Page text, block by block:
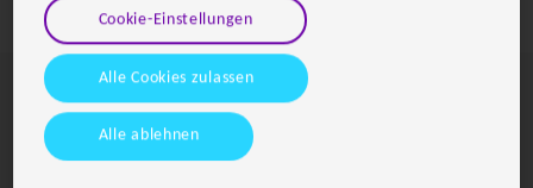
So sieht der Prozess mit Agree&Sign aus:
Cookie-Einstellungen
Alle ablehnen
Alle Cookies zulassen